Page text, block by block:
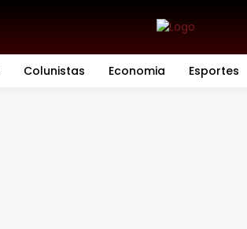
Colunistas Economia Esportes